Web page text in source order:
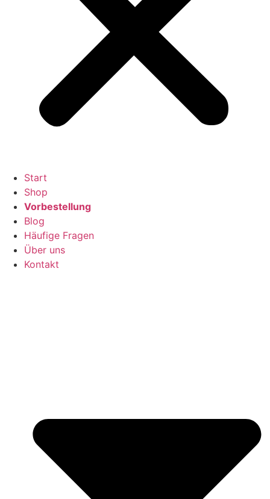
Start
Shop
Vorbestellung
Blog
Häufige Fragen
Über uns
Kontakt